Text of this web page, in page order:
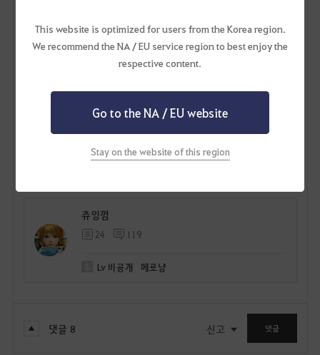
This website is optimized for users from the Korea region.
We recommend the NA / EU service region to best enjoy the
respective content.
Go to the NA / EU website
Stay on the website of this region
츄잉껌
24 119
Lv 비공개 메로냥
댓글 8 신고 댓글